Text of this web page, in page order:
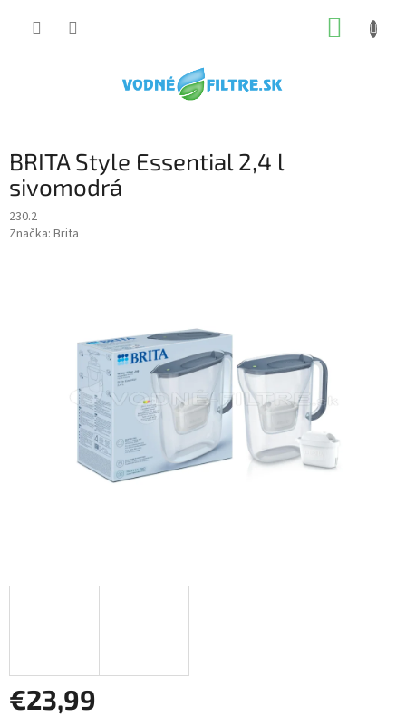
BRITA Style Essential 2,4 l
sivomodrá
230.2
Značka: Brita
€23,99